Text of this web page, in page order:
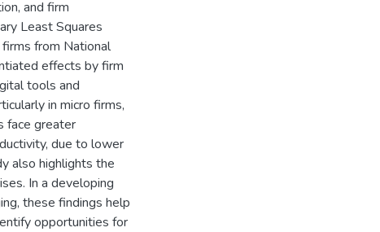
and firm
Least Squares
from National
effects by firm
tools and
in micro firms,
face greater
due to lower
also highlights the
In a developing
these findings help
opportunities for